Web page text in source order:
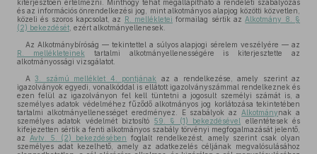
kiterjesztően értelmezni. Minthogy tehát megállapítható a rendeleti szabályozás
és az információs önrendelkezési jog, mint alkotmányos alapjog közötti közvetlen,
közeli és szoros kapcsolat, az R. mellékletei formailag sértik az Alkotmány 8. §
(2) bekezdését , ezért alkotmányellenesek.
Az Alkotmánybíróság — tekintettel a súlyos alapjogi sérelem veszélyére — az
R. mellékleteinek tartalmi alkotmányellenességére is kiterjesztette az
alkotmányossági vizsgálatot.
A3. számú melléklet 4. pontjának
az a rendelkezése, amely szerint az
igazolványok egyedi, vonalkóddal is ellátott igazolványszámmal rendelkeznek és
ezen felül az igazolványon fel kell tüntetni a jogosult személyi számát is, a
személyes adatok védelméhez fűződő alkotmányos jog korlátozása tekintetében
tartalmi alkotmányellenességet eredményez. E szabályok az Alkotmánynak a
személyes adatok védelmét biztosító 59. § (1) bekezdésével ellentétesek és
kifejezetten sértik a fenti alkotmányos szabály törvényi megfogalmazását jelentő,
az Avtv. 5. (2) bekezdésében foglalt rendelkezést, amely szerint csak olyan
személyes adat kezelhető, amely az adatkezelés céljának megvalósulásához